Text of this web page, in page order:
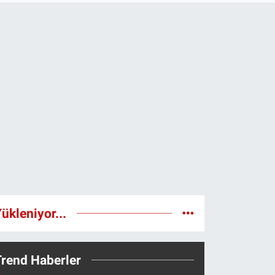
Haberler